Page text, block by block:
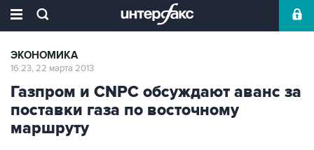
ЭКОНОМИКА
16:23, 22 марта 2013
Газпром и CNPC обсуждают аванс за
поставки газа по восточному
маршруту